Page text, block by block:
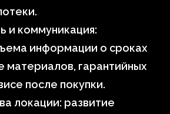
и коммуникация:
информации о сроках
материалов, гарантийных
после покупки.
локации: развитие